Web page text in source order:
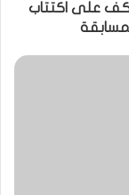
على اكتتاب